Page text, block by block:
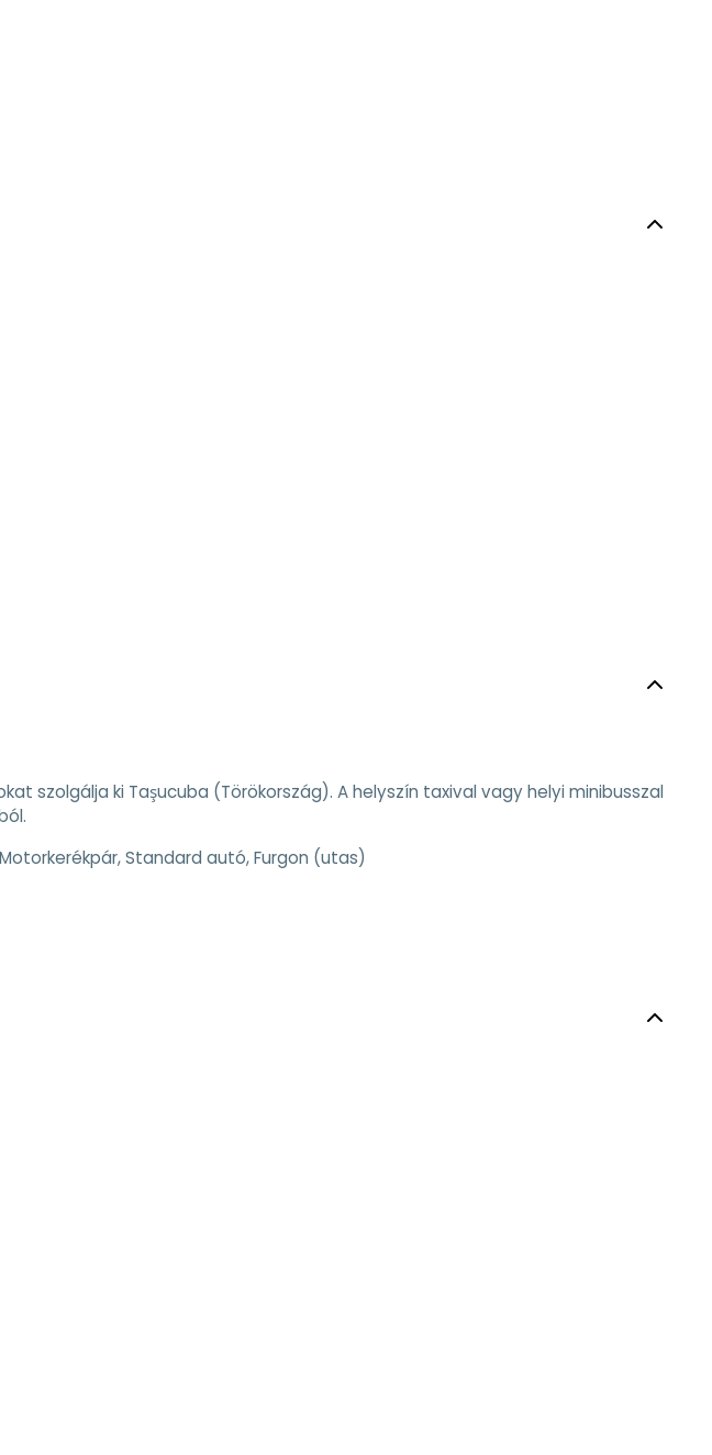
szolgálja ki Taşucuba (Törökország). A helyszín taxival vagy helyi minibusszal
Standard autó, Furgon (utas)